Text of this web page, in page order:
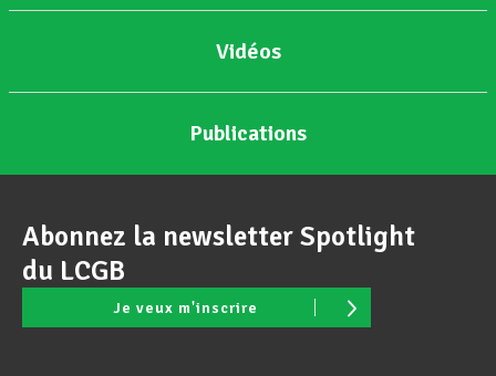
Vidéos
Publications
Abonnez la newsletter Spotlight
du LCGB
Je veux m'inscrire